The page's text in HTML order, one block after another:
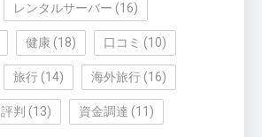
レンタルサーバー (16)
健康 (18) 口コミ (10)
旅行 (14) 海外旅行 (16)
評判 (13) 資金調達 (11)